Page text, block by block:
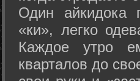
Один айкидока
«ки», легко
Каждое утро
кварталов до